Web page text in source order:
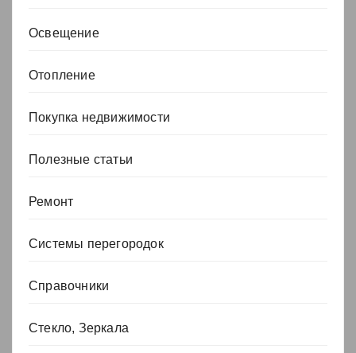
Освещение
Отопление
Покупка недвижимости
Полезные статьи
Ремонт
Системы перегородок
Справочники
Стекло, Зеркала